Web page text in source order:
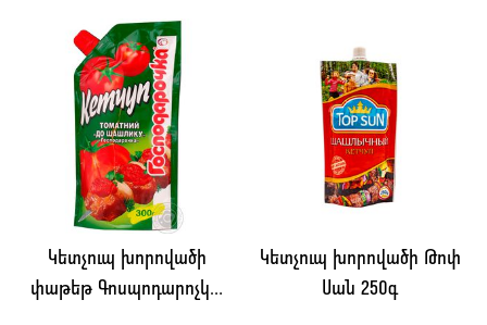
Կետչուպ խորովածի
փաթեթ Գոսպոդարոչկա
Կետչուպ խորովածի Թոփ
Սան 250գ